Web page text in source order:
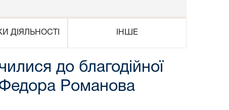
ДІЯЛЬНОСТІ ІНШЕ
до благодійної
Федора Романова